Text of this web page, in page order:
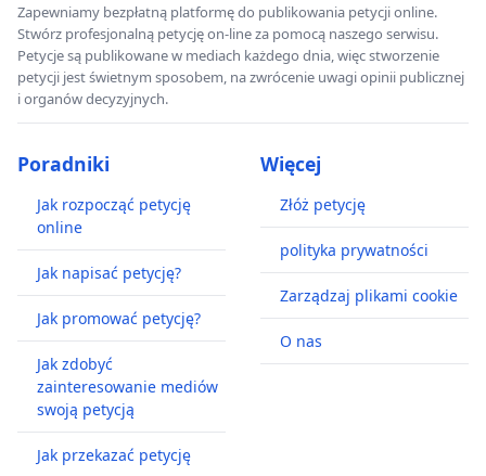
Zapewniamy bezpłatną platformę do publikowania petycji online.
Stwórz profesjonalną petycję on-line za pomocą naszego serwisu.
Petycje są publikowane w mediach każdego dnia, więc stworzenie
petycji jest świetnym sposobem, na zwrócenie uwagi opinii publicznej
i organów decyzyjnych.
Poradniki
Jak rozpocząć petycję
online
Jak napisać petycję?
Jak promować petycję?
Jak zdobyć
zainteresowanie mediów
swoją petycją
Jak przekazać petycję
Więcej
Złóż petycję
polityka prywatności
Zarządzaj plikami cookie
O nas